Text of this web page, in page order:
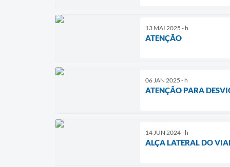
13 MAI 2025 - h
ATENÇÃO
06 JAN 2025 - h
ATENÇÃO PARA
14 JUN 2024 - h
ALÇA LATERAL DO